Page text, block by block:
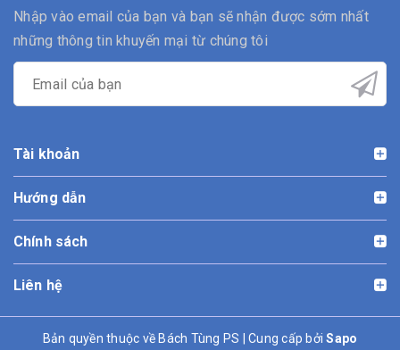
Nhập vào email của bạn và bạn sẽ nhận được sớm nhất
những thông tin khuyến mại từ chúng tôi
Tài khoản
Hướng dẫn
Chính sách
Liên hệ
Bản quyền thuộc về Bách Tùng PS | Cung cấp bởiSapo